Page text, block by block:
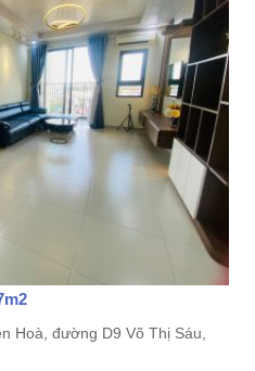
Hoà, đường D9 Võ Thị Sáu,